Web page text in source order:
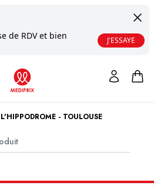
de RDV et bien
J'ESSAYE
- TOULOUSE